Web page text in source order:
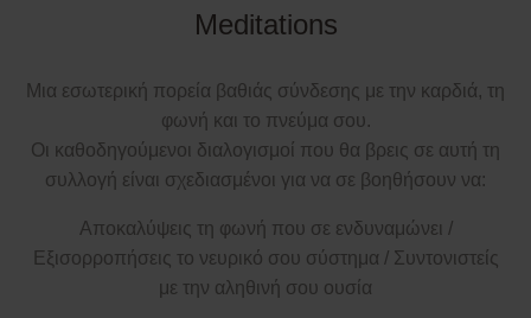
ThetaHealing®
Resonance
Meditations
Ημερολόγιο
Blog
Media
Επικοινωνία
Meditations
Μια εσωτερική πορεία βαθιάς σύνδεσης με την καρδιά, τη
φωνή και το πνεύμα σου.
Οι καθοδηγούμενοι διαλογισμοί που θα βρεις σε αυτή τη
συλλογή είναι σχεδιασμένοι για να σε βοηθήσουν να:
Αποκαλύψεις τη φωνή που σε ενδυναμώνει /
Εξισορροπήσεις το νευρικό σου σύστημα / Συντονιστείς
με την αληθινή σου ουσία